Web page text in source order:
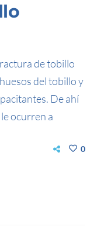
de tobillo
del tobillo y
De ahí
ocurren a
0